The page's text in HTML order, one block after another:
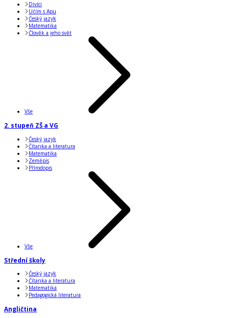
Divíci
Učím s Apu
Český jazyk
Matematika
Člověk a jeho svět
Vše
2. stupeň ZŠ a VG
Český jazyk
Čítanka a literatura
Matematika
Zeměpis
Přírodopis
Vše
Střední školy
Český jazyk
Čítanka a literatura
Matematika
Pedagogická literatura
Angličtina